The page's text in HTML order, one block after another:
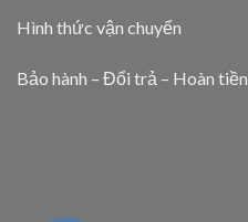
Hình thức vận chuyển
Bảo hành – Đổi trả – Hoàn tiền